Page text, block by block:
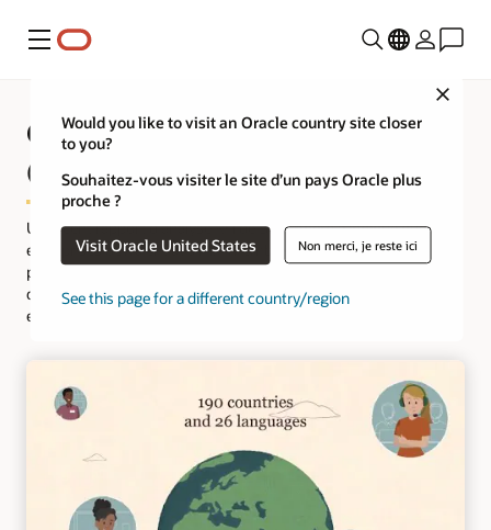
Menu
Would you like to visit an Oracle country site closer
to you?
Souhaitez-vous visiter le site d’un pays Oracle plus
proche ?
Visit Oracle United States Non merci, je reste ici
See this page for a different country/region
Que sont les ressources humaines
(RH) ?
Un récent rapport d'analyse RH de Bloomberg a indiqué que les
entreprises devraient avoir 1,4 membre à temps plein du
personnel RH pour 100 salariés. Le rapport indique que ce niveau
de talents RH est nécessaire pour recruter de nouveaux salariés
et répondre aux exigences organisationnelles d'une entreprise.